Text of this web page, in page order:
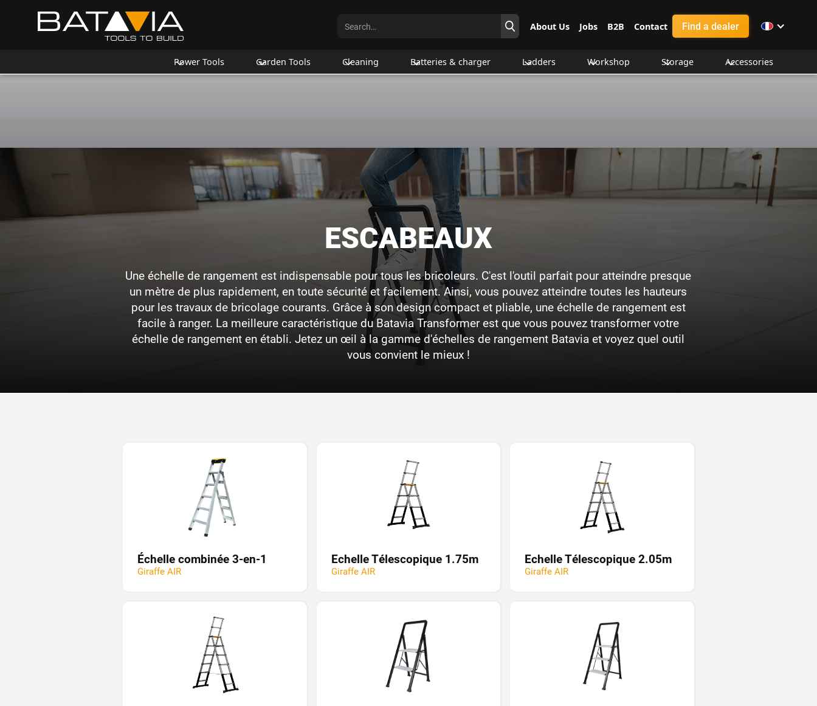
About Us Jobs B2B Contact Find a dealer
Power Tools Garden Tools Cleaning Batteries & charger Ladders Workshop Storage Accessories
ESCABEAUX
Une échelle de rangement est indispensable pour tous les bricoleurs. C'est l'outil parfait pour atteindre presque
un mètre de plus rapidement, en toute sécurité et facilement. Ainsi, vous pouvez atteindre toutes les hauteurs
pour les travaux de bricolage courants. Grâce à son design compact et pliable, une échelle de rangement est
facile à ranger. La meilleure caractéristique du Batavia Transformer est que vous pouvez transformer votre
échelle de rangement en établi. Jetez un œil à la gamme d'échelles de rangement Batavia et voyez quel outil
vous convient le mieux !
Échelle combinée 3-en-1
Giraffe AIR
Echelle Télescopique 1.75m
Giraffe AIR
Echelle Télescopique 2.05m
Giraffe AIR